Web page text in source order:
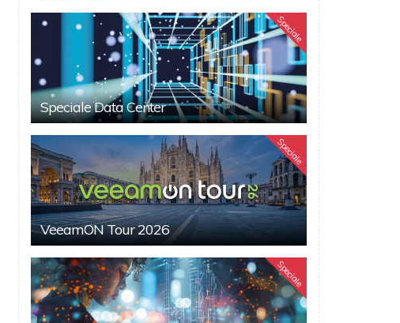
Speciale
Speciale Data Center
Speciale
VeeamON Tour 2026
Speciale